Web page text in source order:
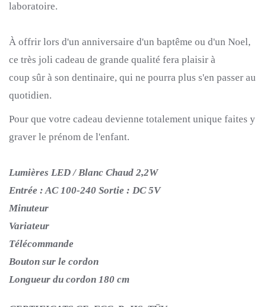
laboratoire.
À offrir lors d'un anniversaire d'un baptême ou d'un Noel,
ce très joli cadeau de grande qualité fera plaisir à
coup sûr à son dentinaire, qui ne pourra plus s'en passer au
quotidien.
Pour que votre cadeau devienne totalement unique faites y
graver le prénom de l'enfant.
Lumières LED / Blanc Chaud 2,2W
Entrée : AC 100-240 Sortie : DC 5V
Minuteur
Variateur
Télécommande
Bouton sur le cordon
Longueur du cordon 180 cm